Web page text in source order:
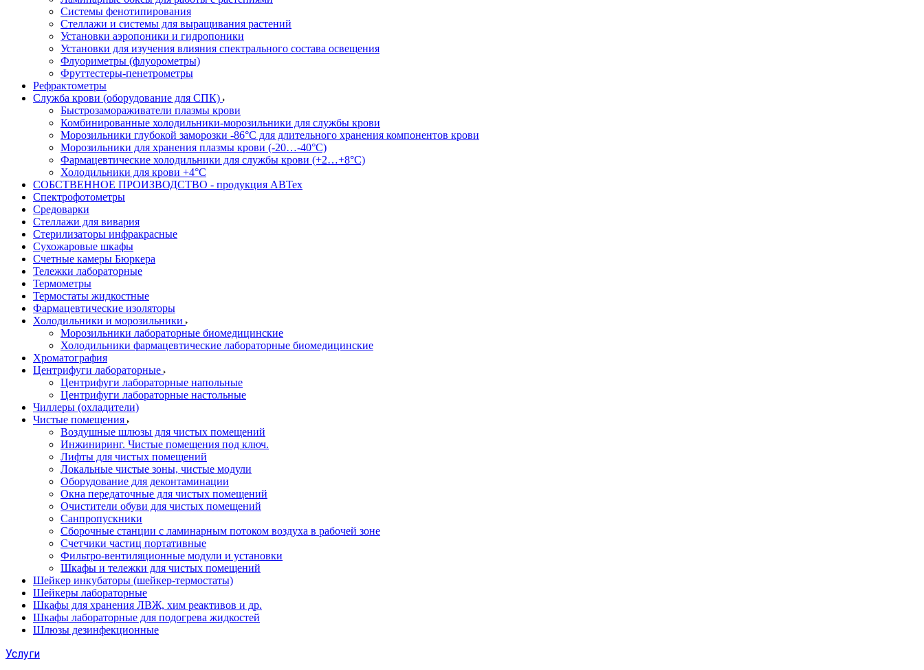
Системы фенотипирования
Стеллажи и системы для выращивания растений
Установки аэропоники и гидропоники
Установки для изучения влияния спектрального состава освещения
Флуориметры (флуорометры)
Фруттестеры-пенетрометры
Рефрактометры
Служба крови (оборудование для СПК)
Быстрозамораживатели плазмы крови
Комбинированные холодильники-морозильники для службы крови
Морозильники глубокой заморозки -86°С для длительного хранения компонентов крови
Морозильники для хранения плазмы крови (-20…-40°С)
Фармацевтические холодильники для службы крови (+2…+8°С)
Холодильники для крови +4°С
СОБСТВЕННОЕ ПРОИЗВОДСТВО - продукция АВТех
Спектрофотометры
Средоварки
Стеллажи для вивария
Стерилизаторы инфракрасные
Сухожаровые шкафы
Счетные камеры Бюркера
Тележки лабораторные
Термометры
Термостаты жидкостные
Фармацевтические изоляторы
Холодильники и морозильники
Морозильники лабораторные биомедицинские
Холодильники фармацевтические лабораторные биомедицинские
Хроматография
Центрифуги лабораторные
Центрифуги лабораторные напольные
Центрифуги лабораторные настольные
Чиллеры (охладители)
Чистые помещения
Воздушные шлюзы для чистых помещений
Инжиниринг. Чистые помещения под ключ.
Лифты для чистых помещений
Локальные чистые зоны, чистые модули
Оборудование для деконтаминации
Окна передаточные для чистых помещений
Очистители обуви для чистых помещений
Санпропускники
Сборочные станции с ламинарным потоком воздуха в рабочей зоне
Счетчики частиц портативные
Фильтро-вентиляционные модули и установки
Шкафы и тележки для чистых помещений
Шейкер инкубаторы (шейкер-термостаты)
Шейкеры лабораторные
Шкафы для хранения ЛВЖ, хим реактивов и др.
Шкафы лабораторные для подогрева жидкостей
Шлюзы дезинфекционные
Услуги